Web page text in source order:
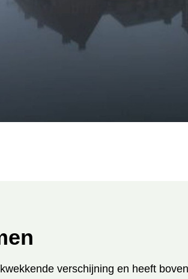
verschijning en heeft